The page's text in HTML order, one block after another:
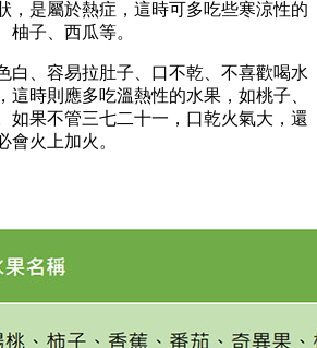
，是屬於熱症，這時可多吃些寒涼性的
柚子、西瓜等。
白、容易拉肚子、口不乾、不喜歡喝水
這時則應多吃溫熱性的水果，如桃子、
如果不管三七二十一，口乾火氣大，還
會火上加火。